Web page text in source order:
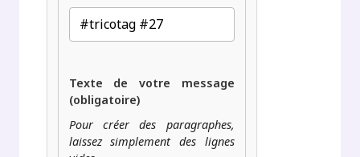
Texte de votre message
(obligatoire)
Pour créer des paragraphes,
laissez simplement des lignes